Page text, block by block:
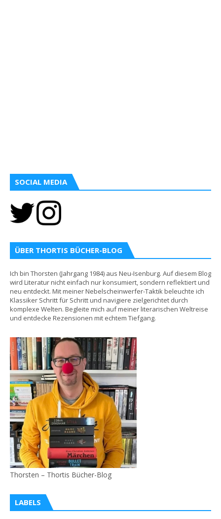
SOCIAL MEDIA
ÜBER THORTIS BÜCHER-BLOG
Ich bin Thorsten (Jahrgang 1984) aus Neu-Isenburg. Auf diesem Blog
wird Literatur nicht einfach nur konsumiert, sondern reflektiert und
neu entdeckt. Mit meiner Nebelscheinwerfer-Taktik beleuchte ich
Klassiker Schritt für Schritt und navigiere zielgerichtet durch
komplexe Welten. Begleite mich auf meiner literarischen Weltreise
und entdecke Rezensionen mit echtem Tiefgang.
Thorsten – Thortis Bücher-Blog
LABELS